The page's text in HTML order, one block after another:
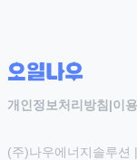
개인정보처리방침 |이
(주)나우에너지솔루션